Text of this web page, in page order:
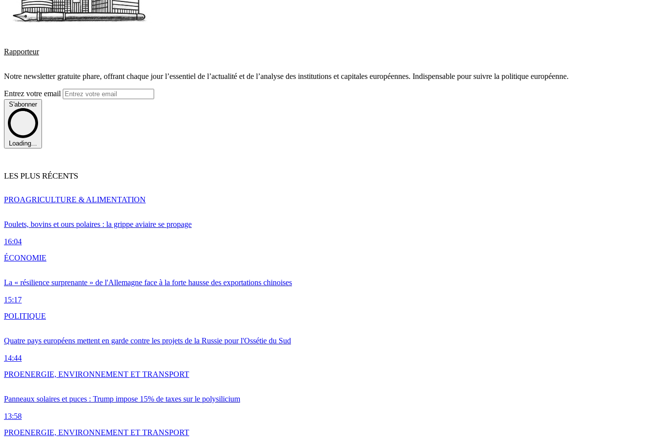
Rapporteur
Notre newsletter gratuite phare, offrant chaque jour l’essentiel de l’actualité et de l’analyse des institutions et capitales européennes. Indispensable pour suivre la politique européenne.
Entrez votre email
S'abonner
Loading...
LES PLUS RÉCENTS
Poulets, bovins et ours polaires : la grippe aviaire se propage
16:04
PROAGRICULTURE & ALIMENTATION
La « résilience surprenante » de l'Allemagne face à la forte hausse des exportations chinoises
15:17
ÉCONOMIE
Quatre pays européens mettent en garde contre les projets de la Russie pour l'Ossétie du Sud
14:44
POLITIQUE
Panneaux solaires et puces : Trump impose 15% de taxes sur le polysilicium
13:58
PROENERGIE, ENVIRONNEMENT ET TRANSPORT
PROENERGIE, ENVIRONNEMENT ET TRANSPORT